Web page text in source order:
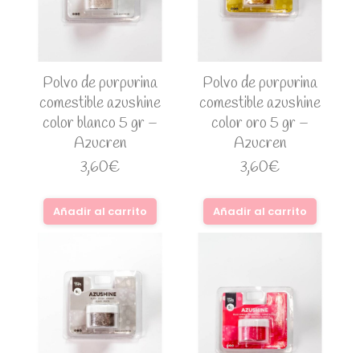
Polvo de purpurina
comestible azushine
color blanco 5 gr –
Azucren
3,60€
Añadir al carrito
Polvo de purpurina
comestible azushine
color oro 5 gr –
Azucren
3,60€
Añadir al carrito